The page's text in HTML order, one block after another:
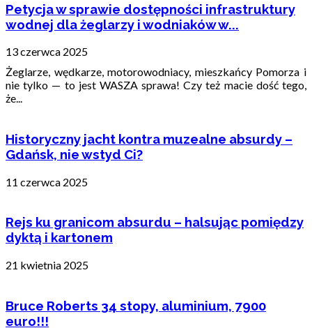
Petycja w sprawie dostępności infrastruktury
wodnej dla żeglarzy i wodniaków w...
13 czerwca 2025
Żeglarze, wędkarze, motorowodniacy, mieszkańcy Pomorza i
nie tylko — to jest WASZA sprawa! Czy też macie dość tego,
że...
Historyczny jacht kontra muzealne absurdy –
Gdańsk, nie wstyd Ci?
11 czerwca 2025
Rejs ku granicom absurdu – halsując pomiędzy
dyktą i kartonem
21 kwietnia 2025
Bruce Roberts 34 stopy, aluminium, 7900
euro!!!